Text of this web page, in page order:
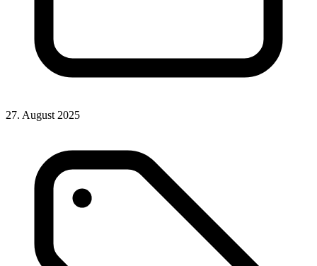
27. August 2025